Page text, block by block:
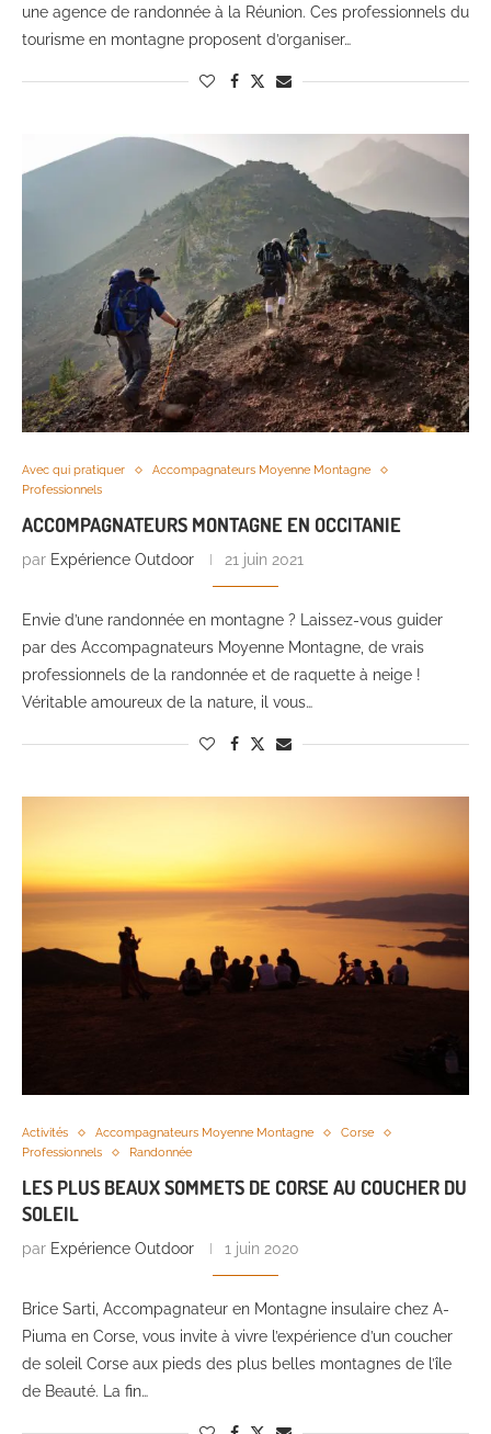
une agence de randonnée à la Réunion. Ces professionnels du
tourisme en montagne proposent d’organiser…
Avec qui pratiquer
Accompagnateurs Moyenne Montagne
Professionnels
ACCOMPAGNATEURS MONTAGNE EN OCCITANIE
par Expérience Outdoor 21 juin 2021
Envie d’une randonnée en montagne ? Laissez-vous guider
par des Accompagnateurs Moyenne Montagne, de vrais
professionnels de la randonnée et de raquette à neige !
Véritable amoureux de la nature, il vous…
Activités Accompagnateurs Moyenne Montagne
Corse
Professionnels
Randonnée
LES PLUS BEAUX SOMMETS DE CORSE AU COUCHER DU
SOLEIL
par Expérience Outdoor 1 juin 2020
Brice Sarti, Accompagnateur en Montagne insulaire chez A-
Piuma en Corse, vous invite à vivre l’expérience d’un coucher
de soleil Corse aux pieds des plus belles montagnes de l’île
de Beauté. La fin…